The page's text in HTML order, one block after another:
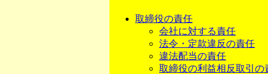
取締役の責任
会社に対する責任
法令・定款違反の責任
違法配当の責任
取締役の利益相反取引の